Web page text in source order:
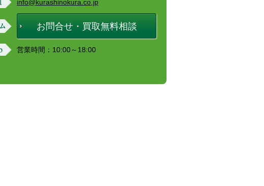
info@kurashinokura.co.jp
お問合せ・買取無料相談
営業時間：10:00～18:00